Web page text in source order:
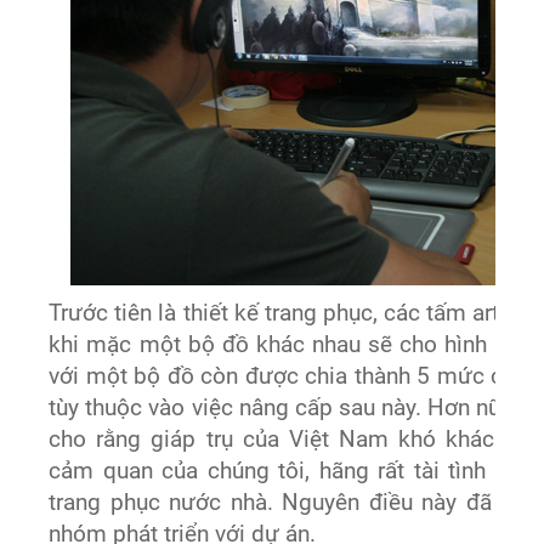
Trước tiên là thiết kế trang phục, các tấm art-
khi mặc một bộ đồ khác nhau sẽ cho hình ảnh
với một bộ đồ còn được chia thành 5 mức chi
tùy thuộc vào việc nâng cấp sau này. Hơn nữa,
cho rằng giáp trụ của Việt Nam khó khác
cảm quan của chúng tôi, hãng rất tài tình khi
trang phục nước nhà. Nguyên điều này đã
nhóm phát triển với dự án.